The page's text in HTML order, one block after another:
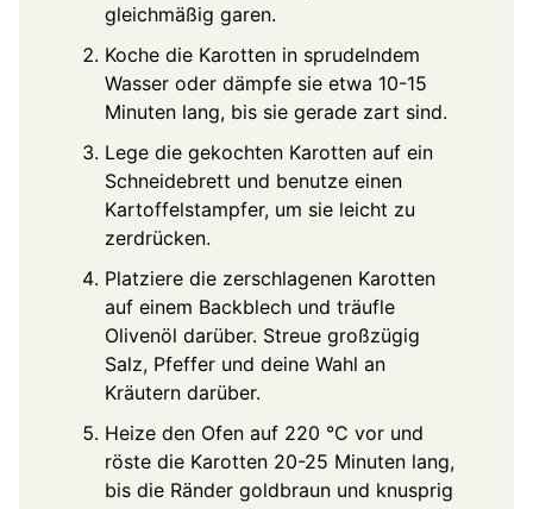
gleichmäßig garen.
Koche die Karotten in sprudelndem
Wasser oder dämpfe sie etwa 10-15
Minuten lang, bis sie gerade zart sind.
Lege die gekochten Karotten auf ein
Schneidebrett und benutze einen
Kartoffelstampfer, um sie leicht zu
zerdrücken.
Platziere die zerschlagenen Karotten
auf einem Backblech und träufle
Olivenöl darüber. Streue großzügig
Salz, Pfeffer und deine Wahl an
Kräutern darüber.
Heize den Ofen auf 220 °C vor und
röste die Karotten 20-25 Minuten lang,
bis die Ränder goldbraun und knusprig